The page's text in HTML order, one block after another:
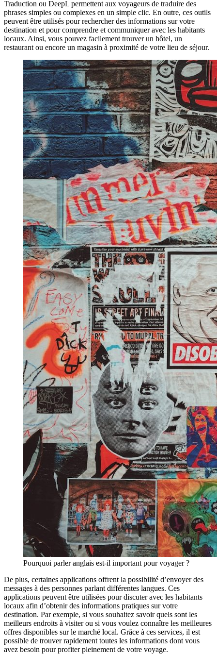
Traduction ou DeepL permettent aux voyageurs de traduire des
phrases simples ou complexes en un simple clic. En outre, ces outils
peuvent être utilisés pour rechercher des informations sur votre
destination et pour comprendre et communiquer avec les habitants
locaux. Ainsi, vous pouvez facilement trouver un hôtel, un
restaurant ou encore un magasin à proximité de votre lieu de séjour.
Pourquoi parler anglais est-il important pour voyager ?
De plus, certaines applications offrent la possibilité d’envoyer des
messages à des personnes parlant différentes langues. Ces
applications peuvent être utilisées pour discuter avec les habitants
locaux afin d’obtenir des informations pratiques sur votre
destination. Par exemple, si vous souhaitez savoir quels sont les
meilleurs endroits à visiter ou si vous voulez connaître les meilleures
offres disponibles sur le marché local. Grâce à ces services, il est
possible de trouver rapidement toutes les informations dont vous
avez besoin pour profiter pleinement de votre voyage.